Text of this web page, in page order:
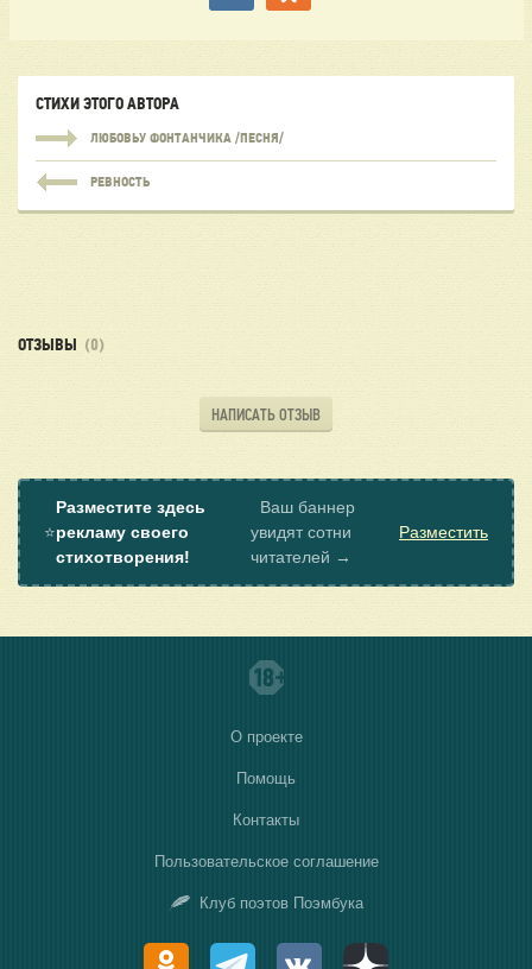
СТИХИ ЭТОГО АВТОРА
ЛЮБОВЬУ ФОНТАНЧИКА /ПЕСНЯ/
РЕВНОСТЬ
ОТЗЫВЫ (0)
НАПИСАТЬ ОТЗЫВ
⭐
Разместите здесь
рекламу своего
стихотворения!
Ваш баннер
увидят сотни
читателей →
Разместить
О проекте
Помощь
Контакты
Пользовательское соглашение
Клуб поэтов Поэмбука